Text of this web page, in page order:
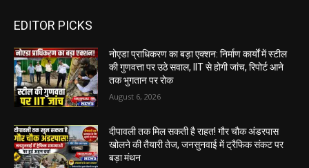
EDITOR PICKS
नोएडा प्राधिकरण का बड़ा एक्शन: निर्माण कार्यों में स्टील
की गुणवत्ता पर उठे सवाल, IIT से होगी जांच, रिपोर्ट आने
तक भुगतान पर रोक
August 6, 2026
दीपावली तक मिल सकती है राहत! गौर चौक अंडरपास
खोलने की तैयारी तेज, जनसुनवाई में ट्रैफिक संकट पर
बड़ा मंथन